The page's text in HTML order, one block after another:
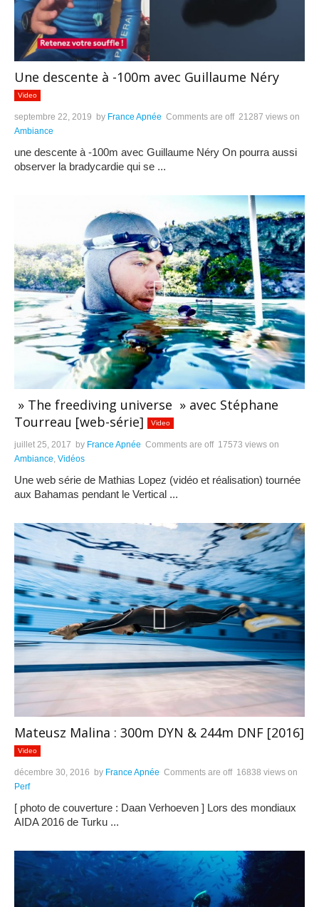
Une descente à -100m avec Guillaume Néry
Video
septembre 22, 2019 by France Apnée Comments are off 21287 views on
Ambiance
une descente à -100m avec Guillaume Néry On pourra aussi
observer la bradycardie qui se ...
» The freediving universe » avec Stéphane
Tourreau [web-série]
Video
juillet 25, 2017 by France Apnée Comments are off 17573 views on
Ambiance, Vidéos
Une web série de Mathias Lopez (vidéo et réalisation) tournée
aux Bahamas pendant le Vertical ...
Mateusz Malina : 300m DYN & 244m DNF [2016]
Video
décembre 30, 2016 by France Apnée Comments are off 16838 views on
Perf
[ photo de couverture : Daan Verhoeven ] Lors des mondiaux
AIDA 2016 de Turku ...